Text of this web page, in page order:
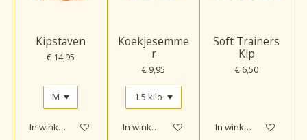
Kipstaven
€ 14,95
In winkelwagen
Koekjesemme
r
€ 9,95
In winkelwagen
Soft Trainers
Kip
€ 6,50
In winkelwagen